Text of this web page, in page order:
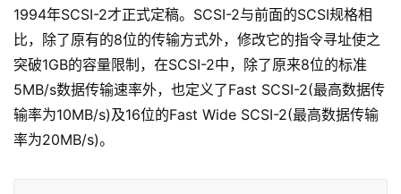
1994年SCSI-2才正式定稿。SCSI-2与前面的SCSI规格相
比，除了原有的8位的传输方式外，修改它的指令寻址使之
突破1GB的容量限制，在SCSI-2中，除了原来8位的标准
5MB/s数据传输速率外，也定义了Fast SCSI-2(最高数据传
输率为10MB/s)及16位的Fast Wide SCSI-2(最高数据传输
率为20MB/s)。